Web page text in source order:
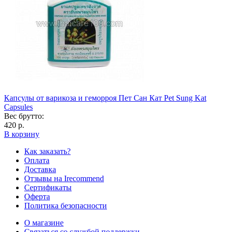
Капсулы от варикоза и геморроя Пет Сан Кат Pet Sung Kat
Capsules
Вес брутто:
420 р.
В корзину
Как заказать?
Оплата
Доставка
Отзывы на Irecommend
Сертификаты
Оферта
Политика безопасности
О магазине